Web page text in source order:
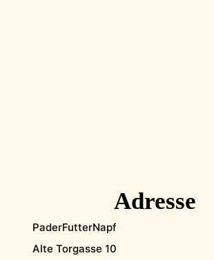
Adresse
PaderFutterNapf
Alte Torgasse 10